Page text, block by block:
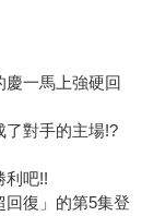
一馬上強硬回
了對手的主場!?
利吧!!
復」的第5集登